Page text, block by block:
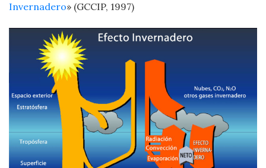
Invernadero» (GCCIP, 1997)